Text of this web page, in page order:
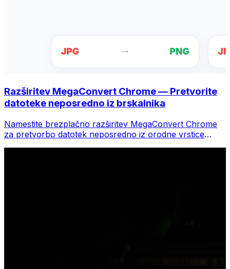
Razširitev MegaConvert Chrome — Pretvorite
datoteke neposredno iz brskalnika
Namestite brezplačno razširitev MegaConvert Chrome
za pretvorbo datotek neposredno iz orodne vrstice